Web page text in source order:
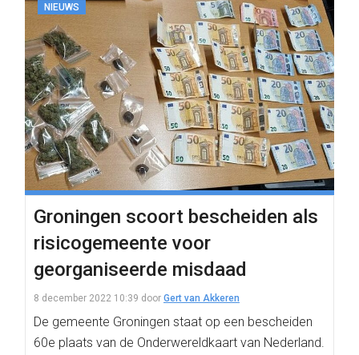
NIEUWS
Groningen scoort bescheiden als
risicogemeente voor
georganiseerde misdaad
8 december 2022 10:39 door Gert van Akkeren
De gemeente Groningen staat op een bescheiden
60e plaats van de Onderwereldkaart van Nederland.